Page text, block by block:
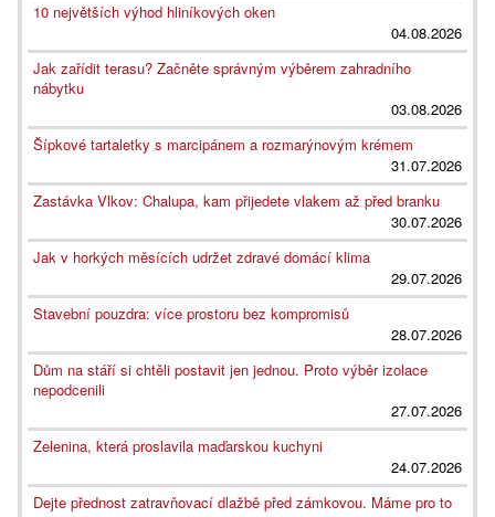
10 největších výhod hliníkových oken
04.08.2026
Jak zařídit terasu? Začněte správným výběrem zahradního
nábytku
03.08.2026
Šípkové tartaletky s marcipánem a rozmarýnovým krémem
31.07.2026
Zastávka Vlkov: Chalupa, kam přijedete vlakem až před branku
30.07.2026
Jak v horkých měsících udržet zdravé domácí klima
29.07.2026
Stavební pouzdra: více prostoru bez kompromisů
28.07.2026
Dům na stáří si chtěli postavit jen jednou. Proto výběr izolace
nepodcenili
27.07.2026
Zelenina, která proslavila maďarskou kuchyni
24.07.2026
Dejte přednost zatravňovací dlažbě před zámkovou. Máme pro to